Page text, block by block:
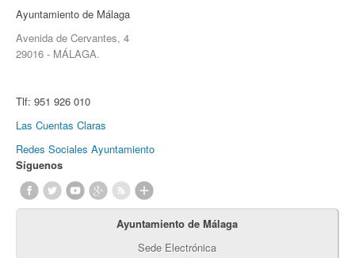
Ayuntamiento de Málaga
Avenida de Cervantes, 4
29016 - MÁLAGA.
Tlf: 951 926 010
Las Cuentas Claras
Redes Sociales Ayuntamiento
Síguenos
Ayuntamiento de Málaga
Sede Electrónica